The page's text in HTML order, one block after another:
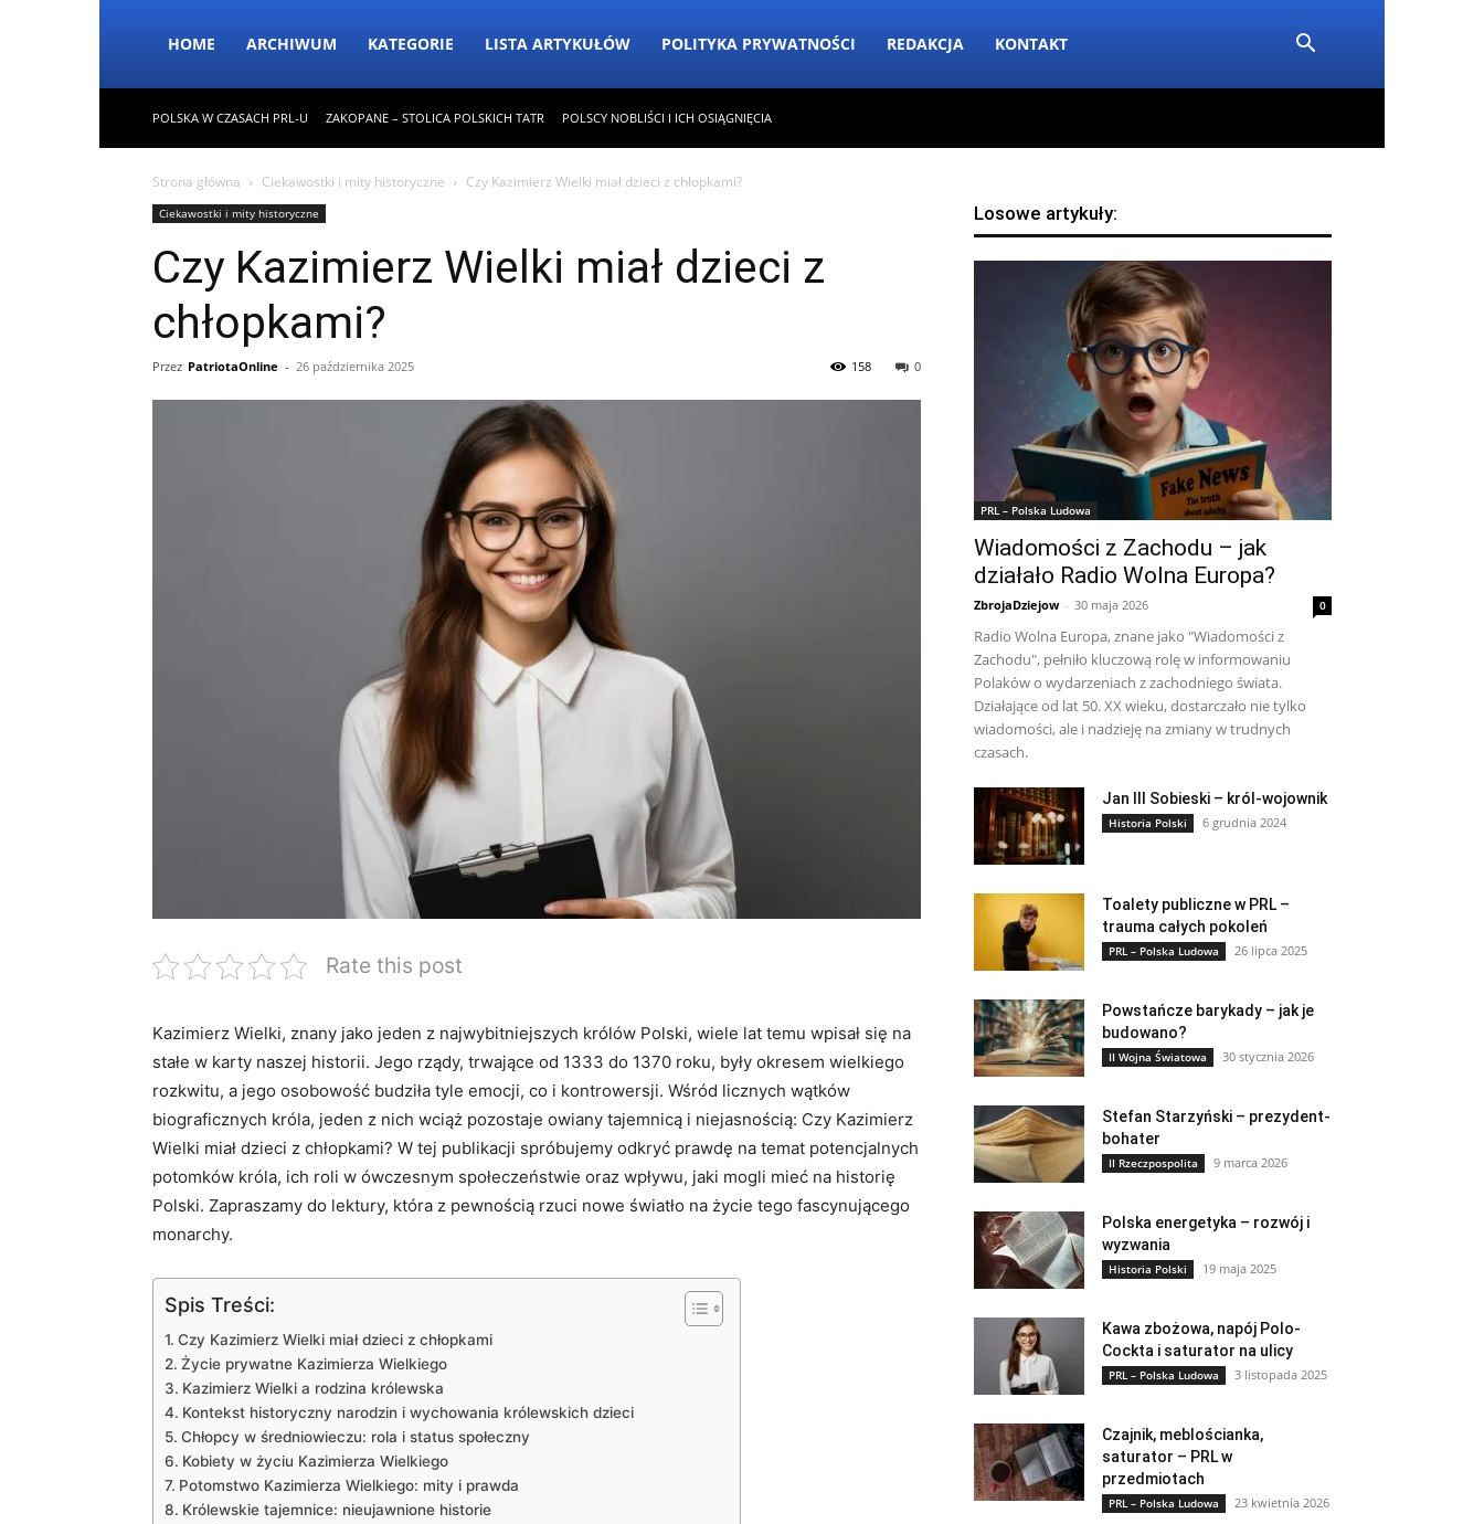
HOME ARCHIWUM KATEGORIE LISTA ARTYKUŁÓW POLITYKA PRYWATNOŚCI REDAKCJA KONTAKT
POLSKA W CZASACH PRL-U ZAKOPANE – STOLICA POLSKICH TATR POLSCY NOBLIŚCI I ICH OSIĄGNIĘCIA
Strona główna Ciekawostki i mity historyczne Czy Kazimierz Wielki miał dzieci z chłopkami?
Ciekawostki i mity historyczne
Czy Kazimierz Wielki miał dzieci z
chłopkami?
Przez PatriotaOnline - 26 października 2025 0
158
Rate this post
Kazimierz Wielki, znany ⁢jako jeden z najwybitniejszych królów Polski, wiele lat temu wpisał‍ się⁤ na
stałe ⁤w karty naszej historii. Jego rządy, trwające od 1333 do ‍1370 roku, były okresem wielkiego
rozkwitu, a jego osobowość budziła tyle emocji, co i ‌kontrowersji. Wśród licznych wątków
biograficznych króla, jeden z nich wciąż pozostaje owiany tajemnicą i niejasnością: Czy Kazimierz
Wielki miał dzieci z chłopkami? W ⁣tej publikacji spróbujemy odkryć prawdę na temat potencjalnych⁤
potomków króla, ‍ich roli​ w ówczesnym społeczeństwie oraz wpływu, jaki mogli mieć na historię
Polski. Zapraszamy do lektury, która‍ z pewnością rzuci nowe światło na życie tego fascynującego
monarchy.
Spis Treści:
Czy ⁢Kazimierz Wielki miał dzieci z chłopkami
Życie prywatne Kazimierza Wielkiego
Kazimierz Wielki a rodzina królewska
Kontekst historyczny narodzin i wychowania królewskich dzieci
Chłopcy w średniowieczu: ​rola i status społeczny
Kobiety w życiu Kazimierza Wielkiego
Potomstwo Kazimierza Wielkiego: mity i prawda
Królewskie tajemnice: nieujawnione historie
Losowe artykuły:
PRL – Polska Ludowa
Wiadomości z Zachodu – jak
działało Radio Wolna Europa?
ZbrojaDziejow - 30 maja 2026 0
Radio Wolna Europa, znane jako "Wiadomości z
Zachodu", pełniło kluczową rolę w informowaniu
Polaków o wydarzeniach z zachodniego świata.
Działające od lat 50. XX wieku, dostarczało nie tylko
wiadomości, ale i nadzieję na zmiany w trudnych
czasach.
Jan III Sobieski – król-wojownik
Historia Polski 6 grudnia 2024
Toalety publiczne w PRL –
trauma całych pokoleń
PRL – Polska Ludowa 26 lipca 2025
Powstańcze barykady – jak je
budowano?
II Wojna Światowa 30 stycznia 2026
Stefan Starzyński – prezydent-
bohater
II Rzeczpospolita 9 marca 2026
Polska energetyka – rozwój i
wyzwania
Historia Polski 19 maja 2025
Kawa zbożowa, napój Polo-
Cockta i saturator na ulicy
PRL – Polska Ludowa 3 listopada 2025
Czajnik, meblościanka,
saturator – PRL w
przedmiotach
PRL – Polska Ludowa 23 kwietnia 2026